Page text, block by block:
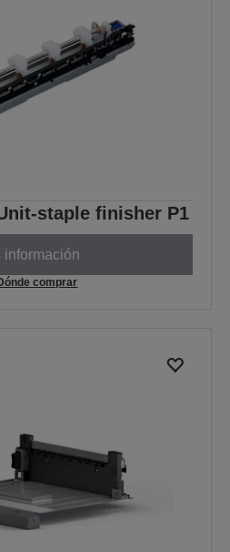
staple finisher P1
información
comprar